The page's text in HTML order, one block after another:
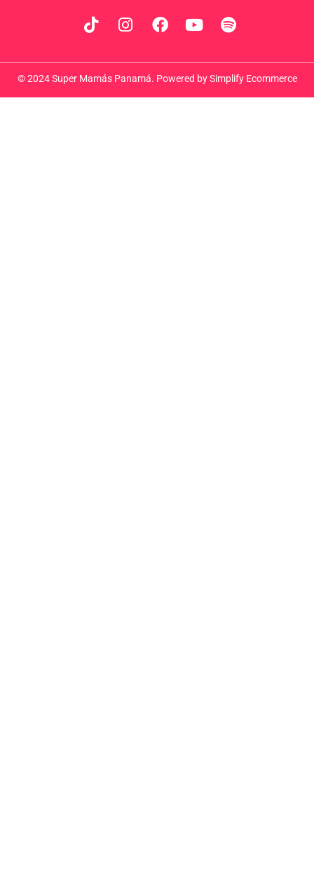
© 2024 Super Mamás Panamá. Powered by Simplify Ecommerce